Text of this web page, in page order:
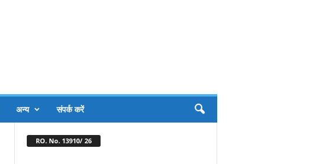
अन्य संपर्क करें
RO. No. 13910/ 26